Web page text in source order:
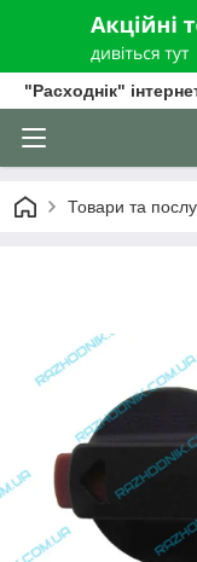
"Расходнік"
Товари та